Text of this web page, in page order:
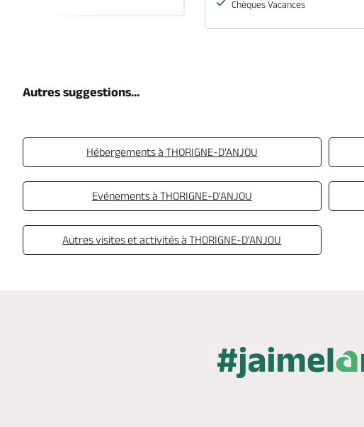
Chèques Vacances
Autres suggestions...
Hébergements à THORIGNE-D'ANJOU
Evénements à THORIGNE-D'ANJOU
Autres visites et activités à THORIGNE-D'ANJOU